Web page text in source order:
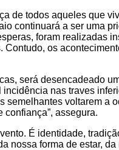
de todos aqueles que
continuará a ser uma
foram realizadas
os
será desencadeado
nas traves
voltarem a
assegura.
É identidade,
nossa forma de estar,